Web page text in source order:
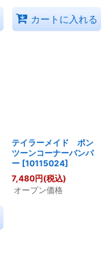
カートに入れる
テイラーメイド ポン
ツーンコーナーバンパ
ー [10115024]
7,480円(税込)
オープン価格